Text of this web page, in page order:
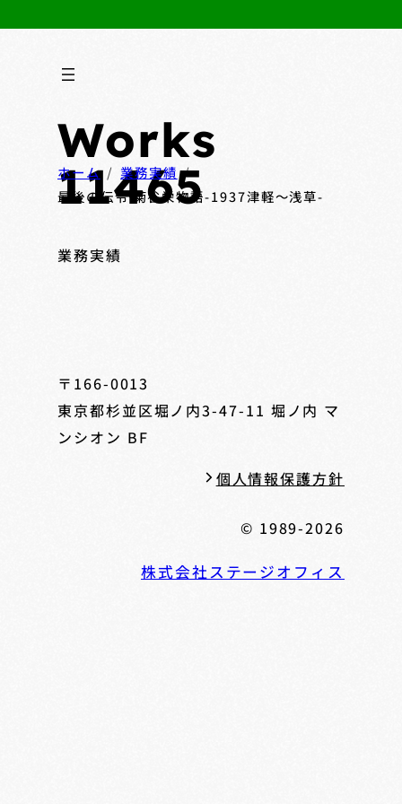
Works
11465
業務実績
ホーム
業務実績
最後の伝令 菊谷栄物語-1937津軽～浅草-
〒166-0013
東京都杉並区堀ノ内3-47-11 堀ノ内 マ
ンシオン BF
個人情報保護方針
© 1989-2026
株式会社ステージオフィス